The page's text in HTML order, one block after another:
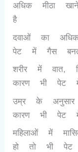
अधिक मीठा
है
दवाओं का
पेट में गैस
शरीर में
कारण भी पेट
उम्र के अनुसार
कारण भी पेट
महिलाओं में
हो तो भी